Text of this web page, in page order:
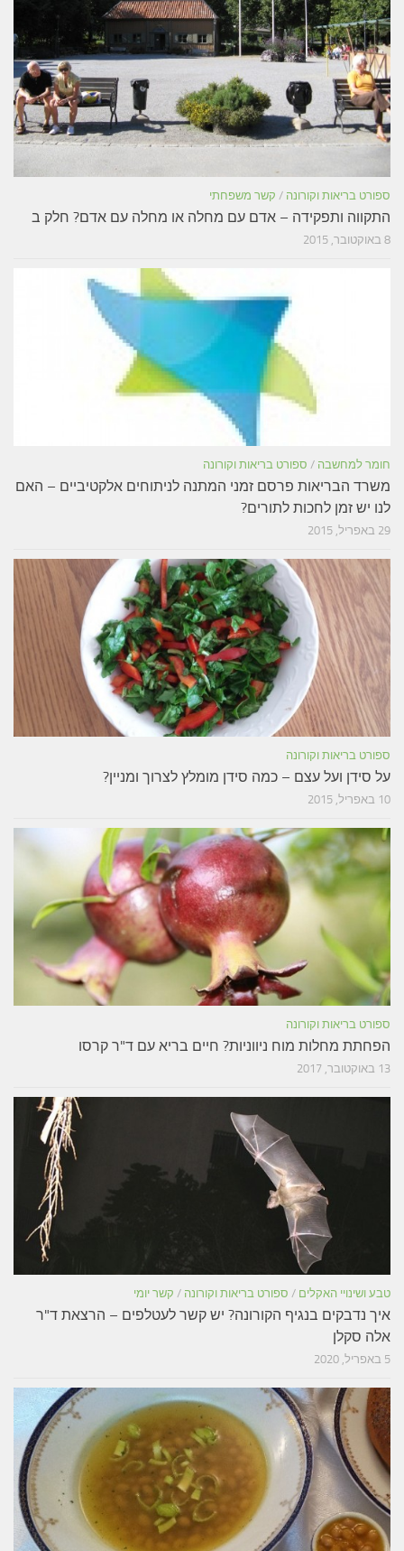
ספורט בריאות וקורונה / קשר משפחתי
התקווה ותפקידה – אדם עם מחלה או מחלה עם אדם? חלק ב
8 באוקטובר, 2015
חומר למחשבה / ספורט בריאות וקורונה
משרד הבריאות פרסם זמני המתנה לניתוחים אלקטיביים – האם
לנו יש זמן לחכות לתורים?
29 באפריל, 2015
ספורט בריאות וקורונה
על סידן ועל עצם – כמה סידן מומלץ לצרוך ומניין?
10 באפריל, 2015
ספורט בריאות וקורונה
הפחתת מחלות מוח ניווניות? חיים בריא עם ד"ר קרסו
13 באוקטובר, 2017
טבע ושינויי האקלים / ספורט בריאות וקורונה / קשר יומי
איך נדבקים בנגיף הקורונה? יש קשר לעטלפים – הרצאת ד"ר
אלה סקלן
5 באפריל, 2020